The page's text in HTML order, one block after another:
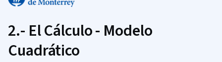
2.- El Cálculo - Modelo
Cuadrático